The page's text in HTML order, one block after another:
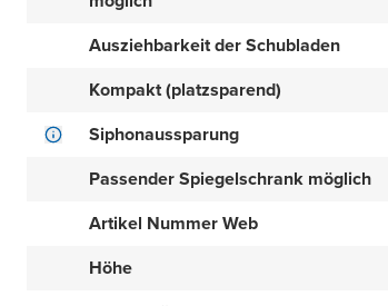
Ausziehbarkeit der Schubladen
Kompakt (platzsparend)
Siphonaussparung
Passender Spiegelschrank möglich
Artikel Nummer Web
Höhe